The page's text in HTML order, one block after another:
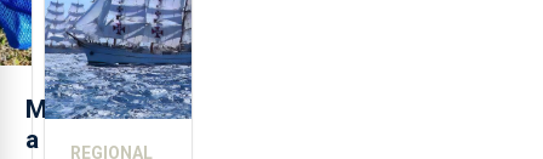
M
a
São
Sebastião
e cria 30
postos de
REGIONAL